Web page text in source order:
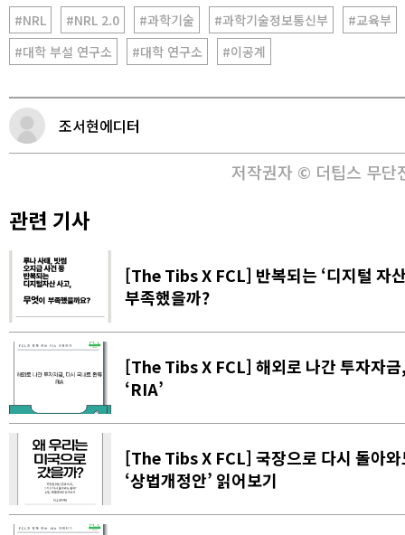
#NRL #NRL 2.0 #과학기술 #과학기술정보통신부
#교육부
#대학 부설 연구소
#대학 연구소 #이공계
조서현에디터
저작권자 © 더팁스 무단
관련 기사
[The Tibs X FCL] 반복되는 ‘디지털 자
부족했을까?
[The Tibs X FCL] 해외로 나간 투자자
‘RIA’
[The Tibs X FCL] 국장으로 다시 돌아와
‘상법개정안’ 읽어보기